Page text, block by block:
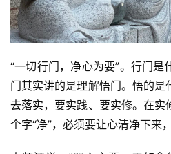
专
公
益
慈
“一切行门，净心为要”。行门
门其实讲的是理解悟门。悟的
去落实，要实践、要实修。在实
个字“净”，必须要让心清净下来